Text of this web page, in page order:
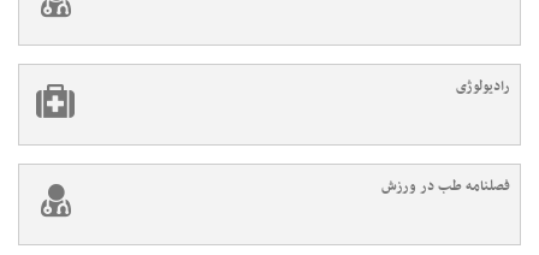
رادیولوژی
فصلنامه طب در ورزش